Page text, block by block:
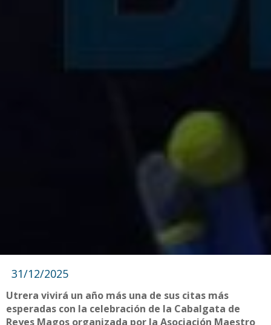
31/12/2025
Utrera vivirá un año más una de sus citas más
esperadas con la celebración de la Cabalgata de
Reyes Magos organizada por la Asociación Maestro